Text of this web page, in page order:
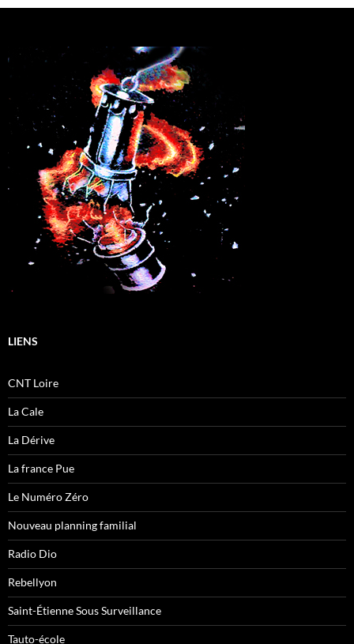
LIENS
CNT Loire
La Cale
La Dérive
La france Pue
Le Numéro Zéro
Nouveau planning familial
Radio Dio
Rebellyon
Saint-Étienne Sous Surveillance
Tauto-école